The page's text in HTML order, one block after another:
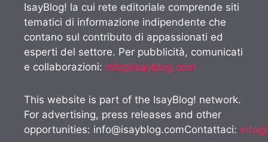
IsayBlog! la cui rete editoriale comprende siti
tematici di informazione indipendente che
contano sul contributo di appassionati ed
esperti del settore. Per pubblicità, comunicati
e collaborazioni: info@isayblog.com
This website is part of the IsayBlog! network.
For advertising, press releases and other
opportunities: info@isayblog.comContattaci: